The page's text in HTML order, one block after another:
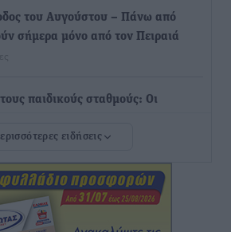
του Αυγούστου – Πάνω από
σήμερα μόνο από τον Πειραιά
παιδικούς σταθμούς: Οι
για τους επαγγελματίες
τουρισμός
ειδήσεις